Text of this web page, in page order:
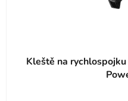
Kleště na